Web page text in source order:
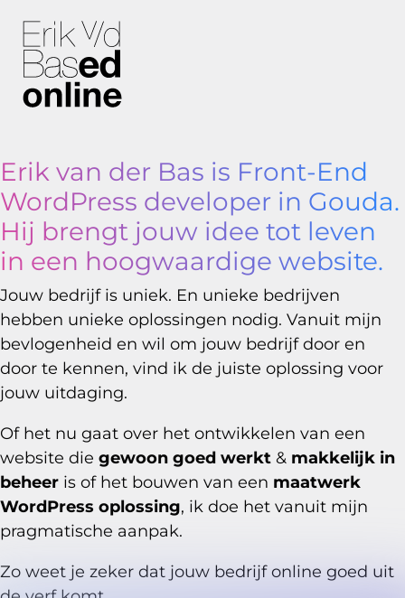
Erik van der Bas is Front-End
WordPress developer in Gouda.
Hij brengt jouw idee tot leven
in een hoogwaardige website.
Jouw bedrijf is uniek. En unieke bedrijven
hebben unieke oplossingen nodig. Vanuit mijn
bevlogenheid en wil om jouw bedrijf door en
door te kennen, vind ik de juiste oplossing voor
jouw uitdaging.
Of het nu gaat over het ontwikkelen van een
website die gewoon goed werkt & makkelijk in
beheer is of het bouwen van een maatwerk
WordPress oplossing, ik doe het vanuit mijn
pragmatische aanpak.
Zo weet je zeker dat jouw bedrijf online goed uit